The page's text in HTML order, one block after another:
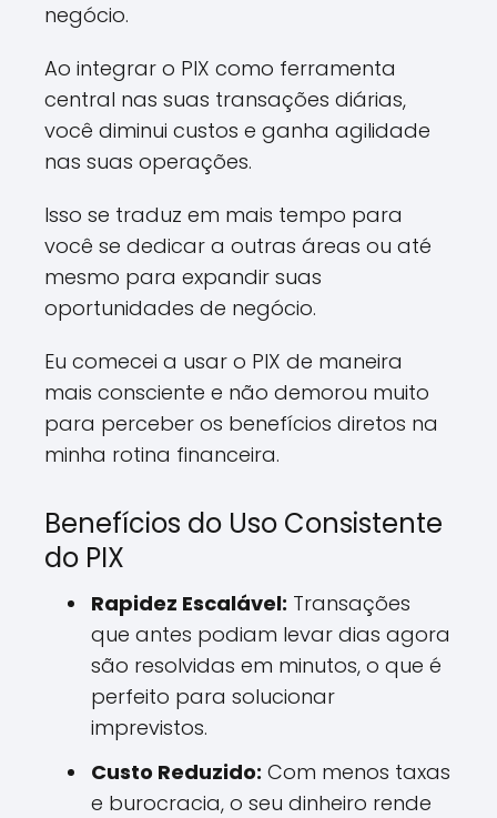
negócio.
Ao integrar o PIX como ferramenta
central nas suas transações diárias,
você diminui custos e ganha agilidade
nas suas operações.
Isso se traduz em mais tempo para
você se dedicar a outras áreas ou até
mesmo para expandir suas
oportunidades de negócio.
Eu comecei a usar o PIX de maneira
mais consciente e não demorou muito
para perceber os benefícios diretos na
minha rotina financeira.
Benefícios do Uso Consistente
do PIX
Rapidez Escalável: Transações
que antes podiam levar dias agora
são resolvidas em minutos, o que é
perfeito para solucionar
imprevistos.
Custo Reduzido: Com menos taxas
e burocracia, o seu dinheiro rende